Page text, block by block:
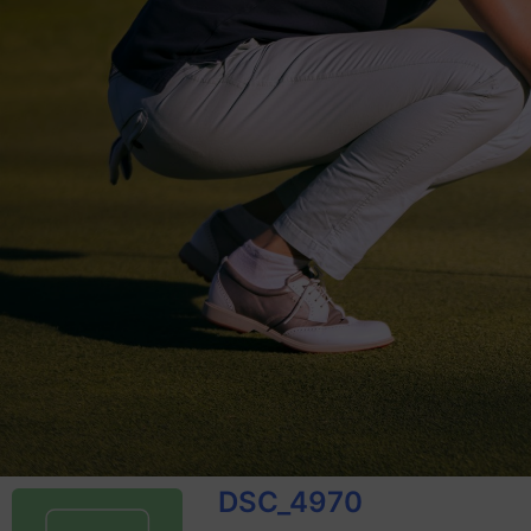
DSC_4970